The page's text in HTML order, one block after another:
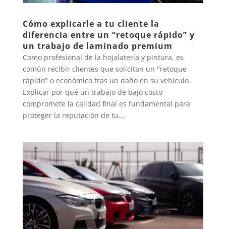
Cómo explicarle a tu cliente la
diferencia entre un “retoque rápido” y
un trabajo de laminado premium
Como profesional de la hojalatería y pintura, es
común recibir clientes que solicitan un "retoque
rápido" o económico tras un daño en su vehículo.
Explicar por qué un trabajo de bajo costo
compromete la calidad final es fundamental para
proteger la reputación de tu...